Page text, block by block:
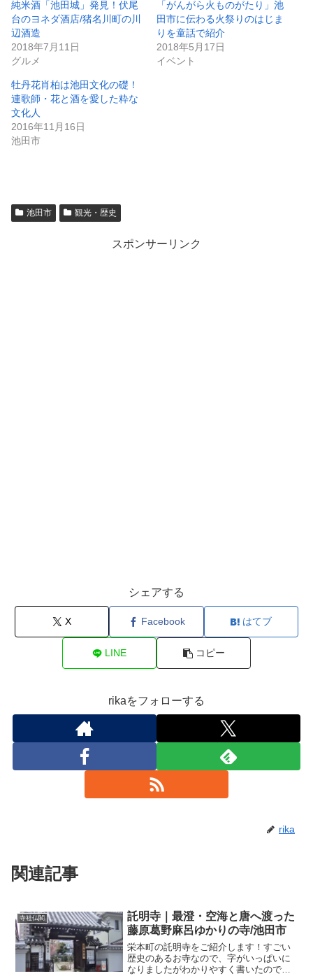
純米酒「池田城」発見！伏尾
台のヨネダ酒店/猪名川町の川
辺酒造
2018年7月11日
グルメ
「がんがら火ものがたり」池
田市に伝わる火祭りのはじま
りを童話で紹介
2018年5月17日
イベント
牡丹花肖柏は池田文化の礎！
連歌師・花と酒を愛した粋な
文化人
2016年11月16日
池田市
池田市 観光・歴史
スポンサーリンク
シェアする
X Facebook はてブ
LINE コピー
rikaをフォローする
rika
関連記事
寺社仏閣
託明寺｜最澄・空海と唐へ渡った
藤原葛野麻呂ゆかりの寺/池田市
栄本町の託明寺をご紹介します！すごい
歴史のあるお寺なので、字がいっぱいに
なりましたがわかりやすく書いたのでよ